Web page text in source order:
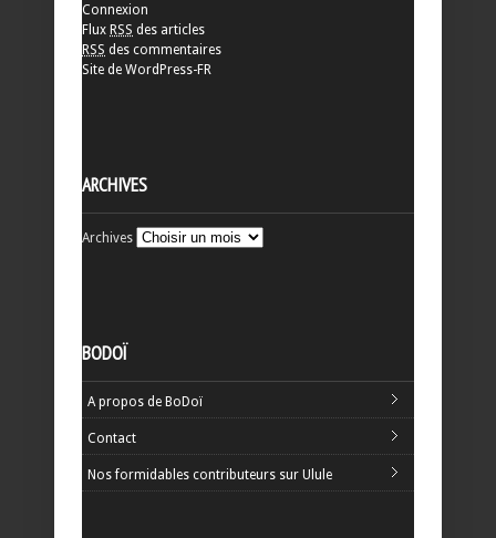
Connexion
Flux RSS des articles
RSS des commentaires
Site de WordPress-FR
ARCHIVES
Archives
BODOÏ
A propos de BoDoï
Contact
Nos formidables contributeurs sur Ulule